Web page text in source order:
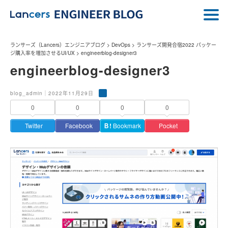
ランサーズ（Lancers）エンジニアブログ > DevOps > ランサーズ開発合宿2022 パッケー
ジ購入率を増加させるUI/UX > engineerblog-designer3
engineerblog-designer3
blog_admin｜2022年11月29日
0
Twitter
0
Facebook
0
Ｂ! Bookmark
0
Pocket